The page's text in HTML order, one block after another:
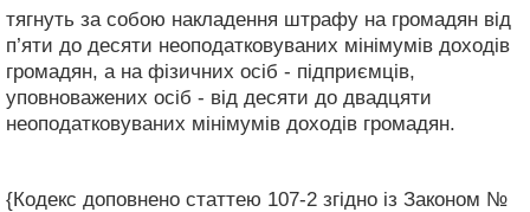
тягнуть за собою накладення штрафу на громадян від
п’яти до десяти неоподатковуваних мінімумів доходів
громадян, а на фізичних осіб - підприємців,
уповноважених осіб - від десяти до двадцяти
неоподатковуваних мінімумів доходів громадян.
{Кодекс доповнено статтею 107-2 згідно із Законом №